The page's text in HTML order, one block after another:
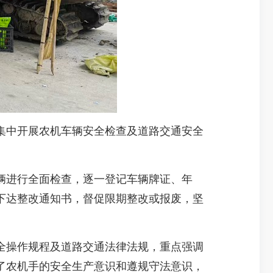
开展农机车辆安全检查及道路交通安全
行全面检查，逐一登记车辆牌证、年
整改通知书，督促限期整改或报废，坚
作规程及道路交通法律法规，重点强调
机手的安全生产意识和遵规守法意识，